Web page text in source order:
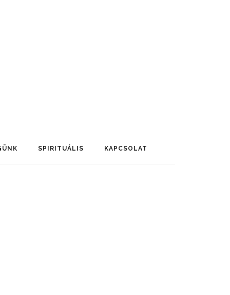
SPIRITUÁLIS KAPCSOLAT